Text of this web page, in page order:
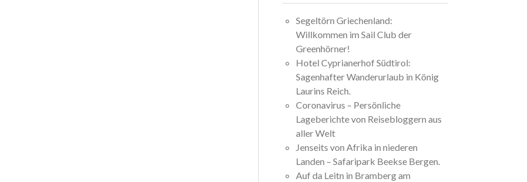
Segeltörn Griechenland:
Willkommen im Sail Club der
Greenhörner!
Hotel Cyprianerhof Südtirol:
Sagenhafter Wanderurlaub in König
Laurins Reich.
Coronavirus – Persönliche
Lageberichte von Reisebloggern aus
aller Welt
Jenseits von Afrika in niederen
Landen – Safaripark Beekse Bergen.
Auf da Leitn in Bramberg am